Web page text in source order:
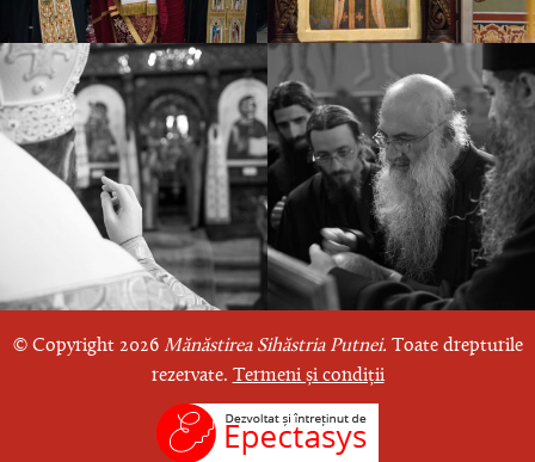
© Copyright 2026 Mănăstirea Sihăstria Putnei. Toate drepturile
rezervate. Termeni și condiții